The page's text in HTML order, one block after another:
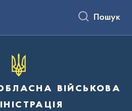
Пошук
військова